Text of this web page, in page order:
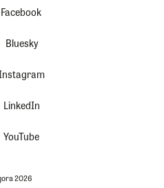
Facebook
Bluesky
LinkedIn
YouTube
2026